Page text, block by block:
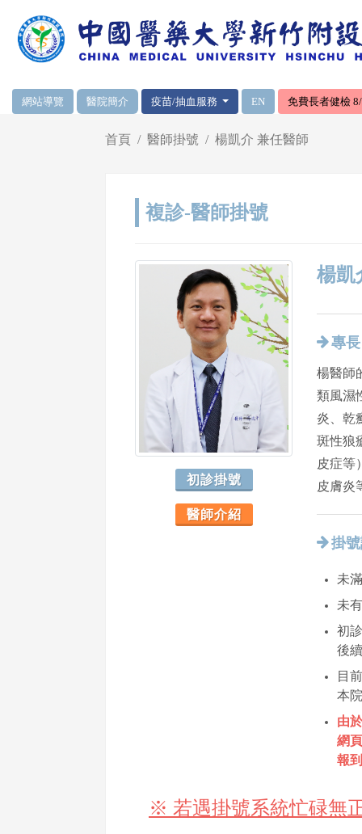
網頁頂端重要消息及連結
網站導覽 醫院簡介 疫苗/抽血服務 EN 免費長者健檢
首頁 醫師掛號 楊凱介 兼任醫師
複診-醫師掛號
初診掛號
醫師介紹
楊凱
專長
楊醫師
類風濕
炎、乾
斑性狼
皮症等
皮膚炎
掛
未
未
初
後
目
本
由
網
報
※ 若遇掛號系統忙碌無